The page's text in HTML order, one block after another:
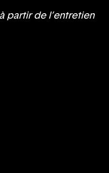
partir de l’entretien